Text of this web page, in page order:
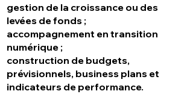
gestion de la croissance ou des
levées de fonds ;
accompagnement en transition
numérique ;
construction de budgets,
prévisionnels, business plans et
indicateurs de performance.